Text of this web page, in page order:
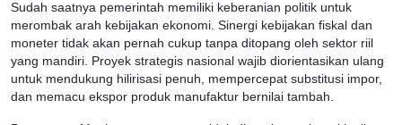
Sudah saatnya pemerintah memiliki keberanian politik untuk
merombak arah kebijakan ekonomi. Sinergi kebijakan fiskal dan
moneter tidak akan pernah cukup tanpa ditopang oleh sektor riil
yang mandiri. Proyek strategis nasional wajib diorientasikan ulang
untuk mendukung hilirisasi penuh, mempercepat substitusi impor,
dan memacu ekspor produk manufaktur bernilai tambah.